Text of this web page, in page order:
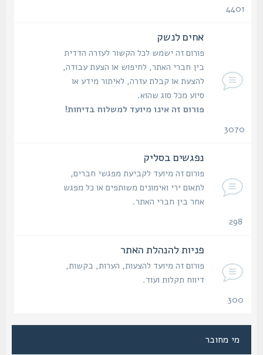
אחים לנשק
פורום זה ישמש לכל הקשור לעזרה הדדית
בין חברי האתר, לחיפוש או הצעת עבודה,
להצעת או קבלת עזרה, לאיתור מידע או
סיוע מכל סוג שהוא.
פורום זה אינו מיועד למשלוח בדיחות!
3070
נפגשים בסליק
פורום זה מיועד לקביעת מפגשי חברים,
לתאום ירי ואימונים משותפים או כל מפגש
אחר בין חברי האתר.
פניות להנהלת האתר
פורום זה מיועד להצעות, הערות, בקשות,
דיווח תקלות ועוד.
מי מחובר